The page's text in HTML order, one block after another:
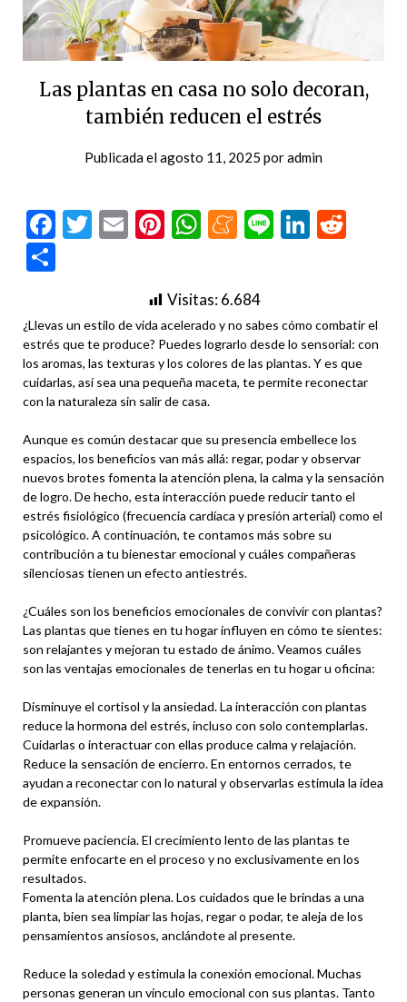
Las plantas en casa no solo decoran,
también reducen el estrés
Publicada elagosto 11, 2025 poradmin
Facebook
Twitter
EmailPinterest
WhatsApp
Meneame
Line
Visitas:6.684
¿Llevas un estilo de vida acelerado y no sabes cómo combatir el
estrés que te produce? Puedes lograrlo desde lo sensorial: con
los aromas, las texturas y los colores de las plantas. Y es que
cuidarlas, así sea una pequeña maceta, te permite reconectar
con la naturaleza sin salir de casa.
Aunque es común destacar que su presencia embellece los
espacios, los beneficios van más allá: regar, podar y observar
nuevos brotes fomenta la atención plena, la calma y la sensación
de logro. De hecho, esta interacción puede reducir tanto el
estrés fisiológico (frecuencia cardíaca y presión arterial) como el
psicológico. A continuación, te contamos más sobre su
contribución a tu bienestar emocional y cuáles compañeras
silenciosas tienen un efecto antiestrés.
¿Cuáles son los beneficios emocionales de convivir con plantas?
Las plantas que tienes en tu hogar influyen en cómo te sientes:
son relajantes y mejoran tu estado de ánimo. Veamos cuáles
son las ventajas emocionales de tenerlas en tu hogar u oficina:
Disminuye el cortisol y la ansiedad. La interacción con plantas
reduce la hormona del estrés, incluso con solo contemplarlas.
Cuidarlas o interactuar con ellas produce calma y relajación.
Reduce la sensación de encierro. En entornos cerrados, te
ayudan a reconectar con lo natural y observarlas estimula la idea
de expansión.
Promueve paciencia. El crecimiento lento de las plantas te
permite enfocarte en el proceso y no exclusivamente en los
resultados.
Fomenta la atención plena. Los cuidados que le brindas a una
planta, bien sea limpiar las hojas, regar o podar, te aleja de los
pensamientos ansiosos, anclándote al presente.
Reduce la soledad y estimula la conexión emocional. Muchas
personas generan un vínculo emocional con sus plantas. Tanto